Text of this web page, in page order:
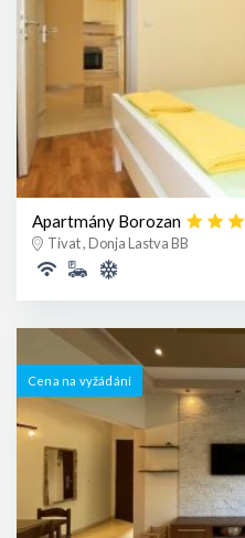
Apartmány Borozan
Tivat , Donja Lastva BB
Cena na vyžádání